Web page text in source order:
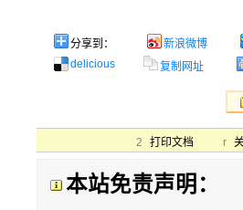
分享到： 新浪微博
delicious
复制网址
2 打印文档 r
本站免责声明：